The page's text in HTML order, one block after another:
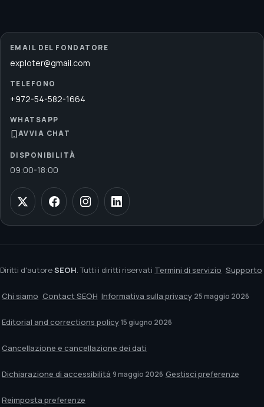
EMAIL DEL FONDATORE
exploter@gmail.com
TELEFONO
+972-54-582-1664
WHATSAPP
AVVIA CHAT
DISPONIBILITÀ
09:00-18:00
Diritti d'autoreSEOH. Tutti i diritti riservati Termini di servizio Supporto
Chi siamo Contact SEOH Informativa sulla privacy 25 maggio 2026
Editorial and corrections policy 15 giugno 2026
Cancellazione e cancellazione dei dati
Dichiarazione di accessibilità 9 maggio 2026 Gestisci preferenze
Reimposta preferenze